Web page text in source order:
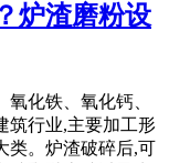
炉渣磨粉设
化铁、氧化钙、
筑行业,主要加工形
类。炉渣破碎后,可